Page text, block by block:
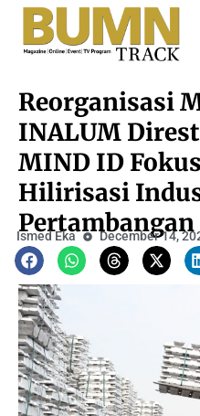
Reorganisasi
INALUM
MIND ID
Hilirisasi
Ismed Eka December 14,